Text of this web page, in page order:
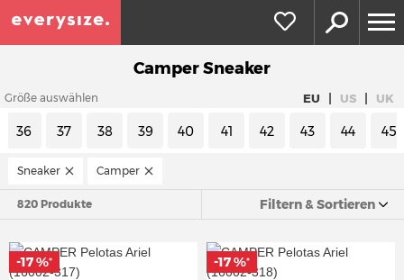
Camper Sneaker
Größe auswählen EU | US | UK
36 37 38 39 40 41 42 43 44 45
Sneaker Camper
820 Produkte Filtern & Sortieren
-17 %* -17 %*